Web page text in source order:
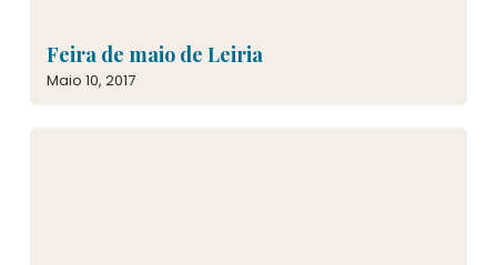
Feira de maio de Leiria
Maio 10, 2017